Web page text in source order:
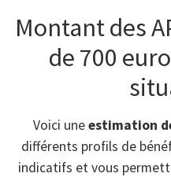
Montant des
de 700
Voici uneestimation
différents profils de
indicatifs et vous